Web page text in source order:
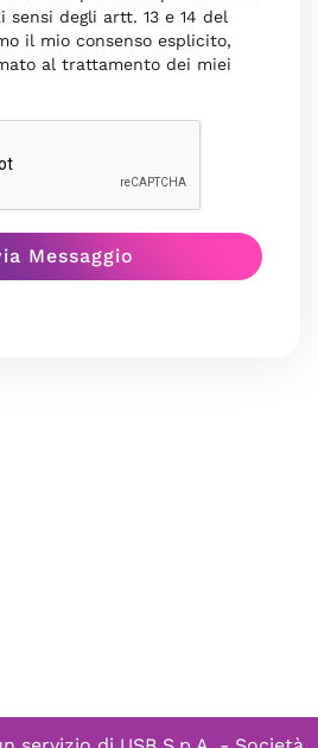
sensi degli artt. 13 e 14 del
il mio consenso esplicito,
al trattamento dei miei